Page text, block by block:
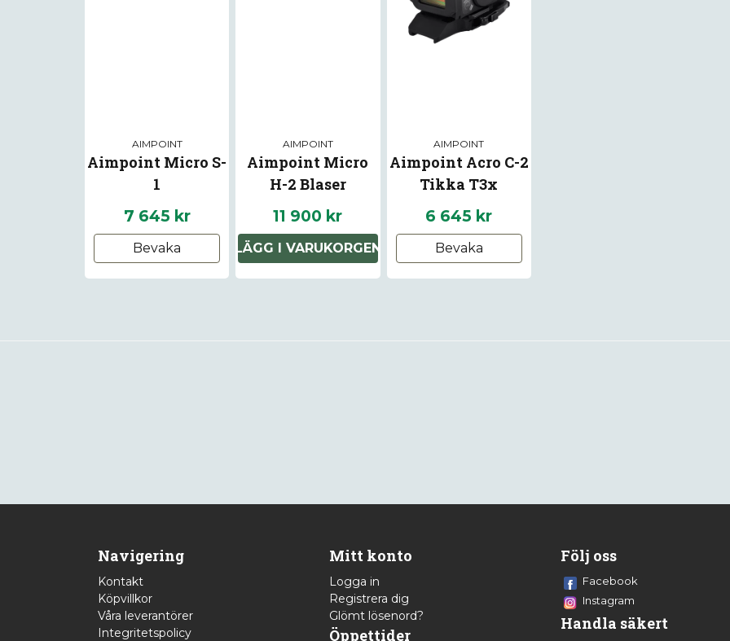
AIMPOINT
Aimpoint Micro S-
1
7 645 kr
Bevaka
AIMPOINT
Aimpoint Micro
H-2 Blaser
11 900 kr
LÄGG I VARUKORGEN
AIMPOINT
Aimpoint Acro C-2
Tikka T3x
6 645 kr
Bevaka
Navigering
Kontakt
Köpvillkor
Våra leverantörer
Integritetspolicy
Mitt konto
Logga in
Registrera dig
Glömt lösenord?
Öppettider
Följ oss
Facebook
Instagram
Handla säkert